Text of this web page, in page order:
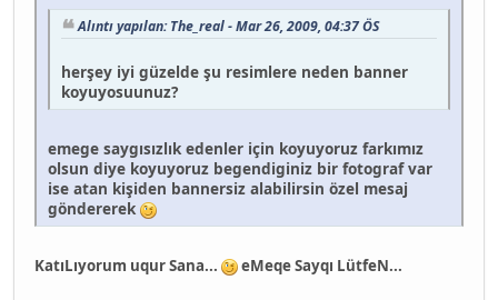
Alıntı yapılan: The_real - Mar 26, 2009, 04:37 ÖS
herşey iyi güzelde şu resimlere neden banner
koyuyosuunuz?
emege saygısızlık edenler için koyuyoruz farkımız
olsun diye koyuyoruz begendiginiz bir fotograf var
ise atan kişiden bannersiz alabilirsin özel mesaj
göndererek
KatıLıyorum uqur Sana... eMeqe Sayqı LütfeN...